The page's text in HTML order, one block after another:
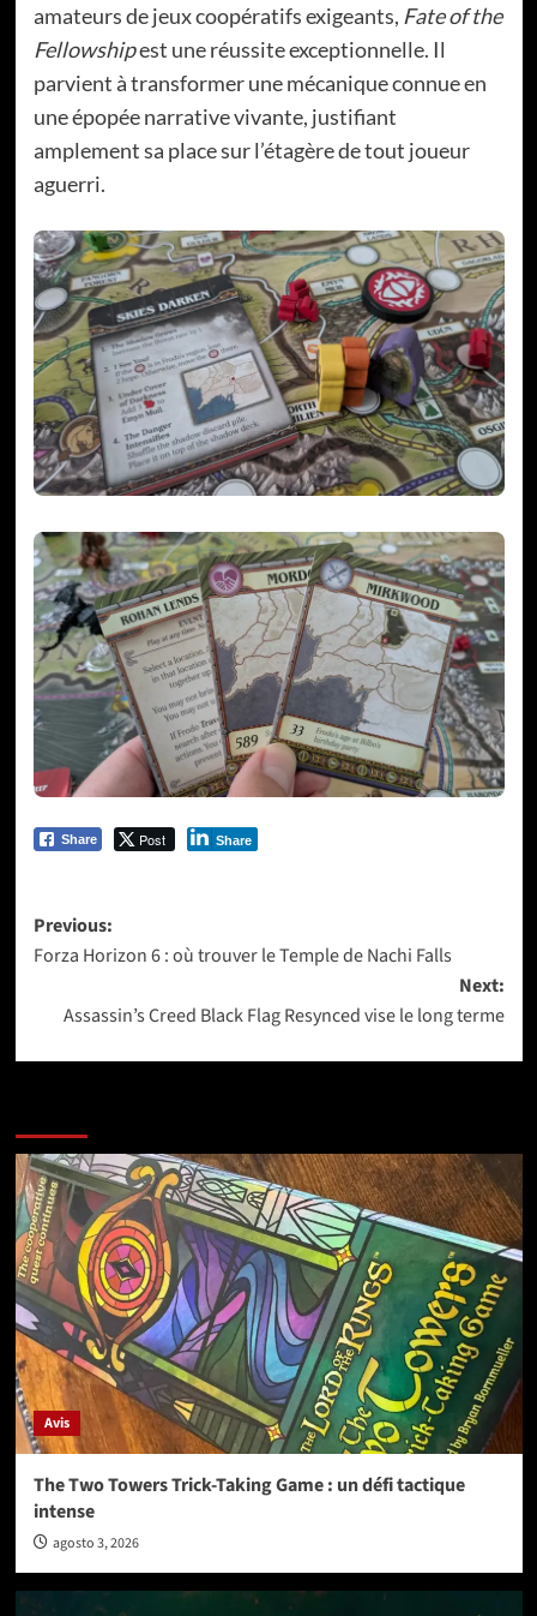
amateurs de jeux coopératifs exigeants, Fate of the
Fellowshipest une réussite exceptionnelle. Il
parvient à transformer une mécanique connue en
une épopée narrative vivante, justifiant
amplement sa place sur l’étagère de tout joueur
aguerri.
Share Post Share
Post
navigation
Previous:
Forza Horizon 6 : où trouver le Temple de Nachi Falls
Next:
Assassin’s Creed Black Flag Resynced vise le long terme
Avis
The Two Towers Trick-Taking Game : un défi tactique
intense
agosto 3, 2026